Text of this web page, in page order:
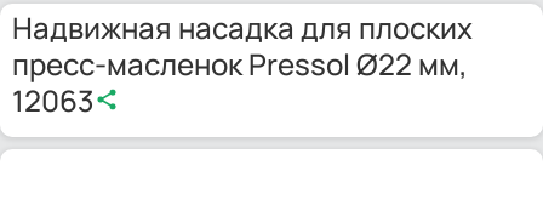
Надвижная насадка для плоских
пресс-масленок Pressol Ø22 мм,
12063